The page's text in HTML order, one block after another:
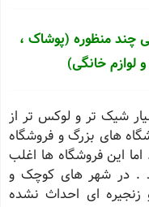
چند منظوره (پوشاک ،
لوازم خانگی)
شیک تر و لوکس تر از
های بزرگ و فروشگاه
این فروشگاه ها اغلب
. در شهر های کوچک و
زنجیره ای احداث نشده